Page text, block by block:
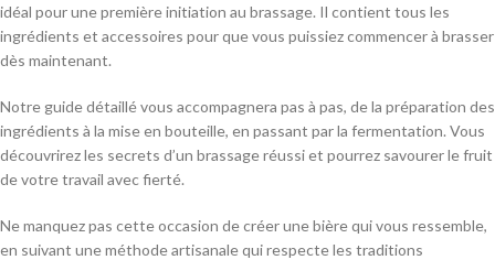
idéal pour une première initiation au brassage. Il contient tous les
ingrédients et accessoires pour que vous puissiez commencer à brasser
dès maintenant.
Notre guide détaillé vous accompagnera pas à pas, de la préparation des
ingrédients à la mise en bouteille, en passant par la fermentation. Vous
découvrirez les secrets d’un brassage réussi et pourrez savourer le fruit
de votre travail avec fierté.
Ne manquez pas cette occasion de créer une bière qui vous ressemble,
en suivant une méthode artisanale qui respecte les traditions